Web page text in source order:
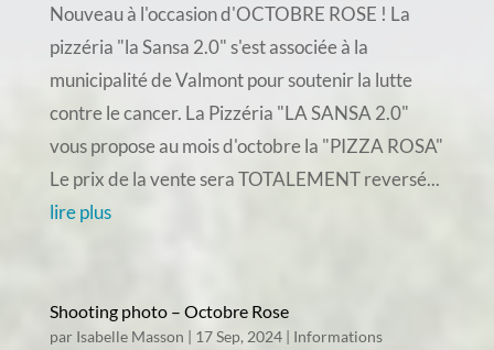
Nouveau à l'occasion d'OCTOBRE ROSE ! La
pizzéria "la Sansa 2.0" s'est associée à la
municipalité de Valmont pour soutenir la lutte
contre le cancer. La Pizzéria "LA SANSA 2.0"
vous propose au mois d'octobre la "PIZZA ROSA"
Le prix de la vente sera TOTALEMENT reversé...
lire plus
Shooting photo – Octobre Rose
par Isabelle Masson | 17 Sep, 2024| Informations